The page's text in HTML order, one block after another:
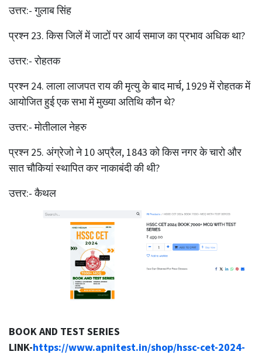
उत्तर:- गुलाब सिंह
प्रश्‍न 23. किस जिलें में जाटों पर आर्य समाज का प्रभाव अधिक था?
उत्तर:- रोहतक
प्रश्‍न 24. लाला लाजपत राय की मृत्यु के बाद मार्च, 1929 में रोहतक में
आयोजित हुई एक सभा में मुख्या अतिथि कौन थे?
उत्तर:- मोतीलाल नेहरु
प्रश्‍न 25. अंग्रेजो ने 10 अप्रैल, 1843 को किस नगर के चारो और
सात चौकियां स्थापित कर नाकाबंदी की थी?
उत्तर:- कैथल
BOOK AND TEST SERIES
LINK-https://www.apnitest.in/shop/hssc-cet-2024-